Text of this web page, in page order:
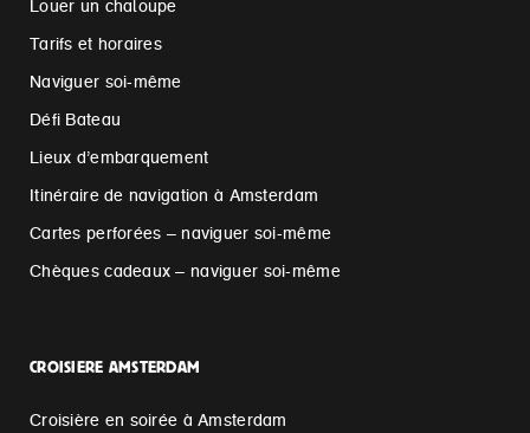
Louer un chaloupe
Tarifs et horaires
Naviguer soi-même
Défi Bateau
Lieux d’embarquement
Itinéraire de navigation à Amsterdam
Cartes perforées – naviguer soi-même
Chèques cadeaux – naviguer soi-même
CROISIERE AMSTERDAM
Croisière en soirée à Amsterdam